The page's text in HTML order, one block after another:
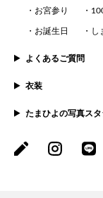
お宮参り
お誕生日 し
よくあるご質問
衣装
たまひよの写真ス